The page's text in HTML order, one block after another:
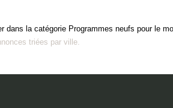
dans la catégorie Programmes neufs
annonces triées par ville.